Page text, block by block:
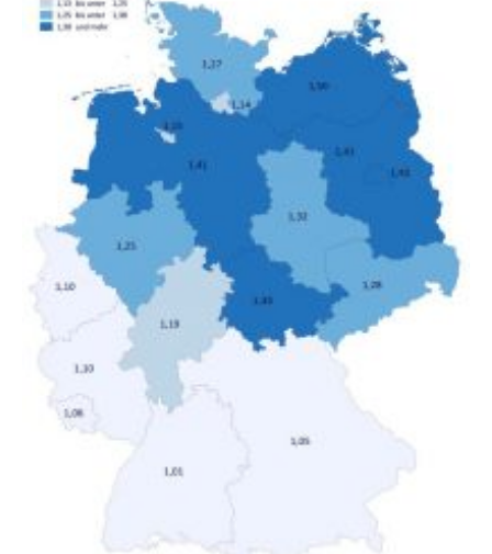
unterschiedliche Einkommensgruppen sowie für in
Deutschland geborene Menschen und Zugewanderte
verändert hat. Das Ergebnis: Während Personen mit
hohen Einkommen (oberstes Quintil der Verteilung der
Nettoäquivalenzeinkommen) nur einen moderaten
Anstieg des Mietanteils am Gesamteinkommen
hinnehmen mussten, nahm die Belastung bei
Menschen mit…